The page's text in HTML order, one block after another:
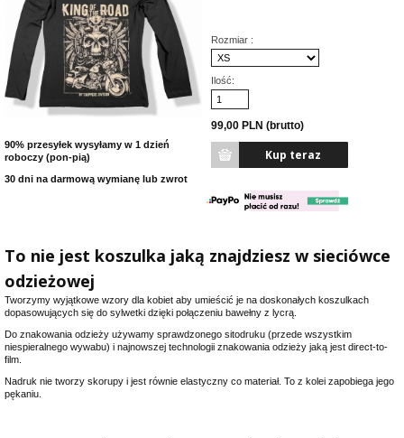
90% przesyłek wysyłamy w 1 dzień
roboczy (pon-pią)
30 dni na darmową wymianę lub zwrot
Rozmiar :
Ilość:
99,00 PLN (brutto)
To nie jest koszulka jaką znajdziesz w sieciówce
odzieżowej
Tworzymy wyjątkowe wzory dla kobiet aby umieścić je na doskonałych koszulkach
dopasowujących się do sylwetki dzięki połączeniu bawełny z lycrą.
Do znakowania odzieży używamy sprawdzonego sitodruku (przede wszystkim
niespieralnego wywabu) i najnowszej technologii znakowania odzieży jaką jest direct-to-
film.
Nadruk nie tworzy skorupy i jest równie elastyczny co materiał. To z kolei zapobiega jego
pękaniu.